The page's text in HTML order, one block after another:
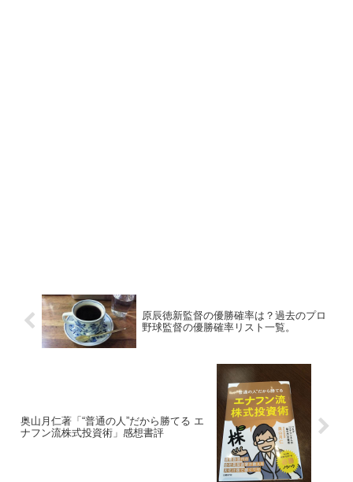
原辰徳新監督の優勝確率は？過去のプロ
野球監督の優勝確率リスト一覧。
奥山月仁著「“普通の人”だから勝てる エ
ナフン流株式投資術」感想書評